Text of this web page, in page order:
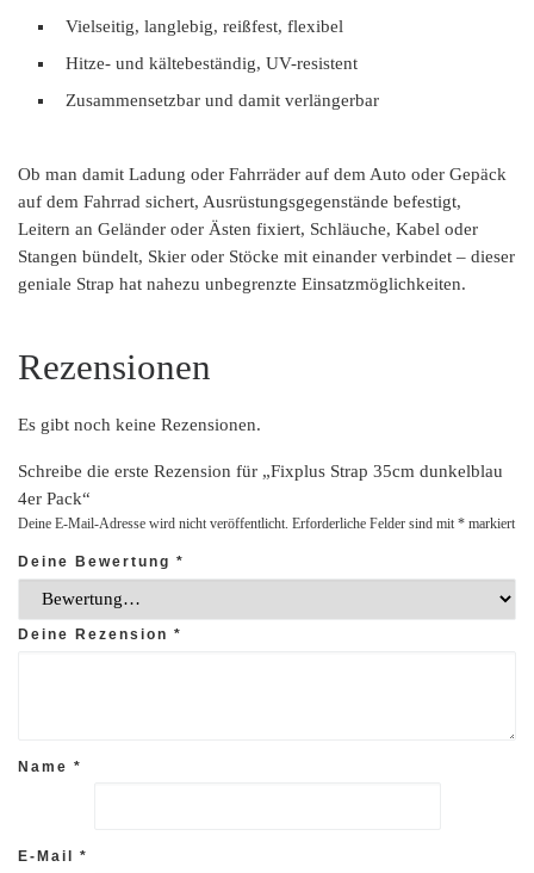
Vielseitig, langlebig, reißfest, flexibel
Hitze- und kältebeständig, UV-resistent
Zusammensetzbar und damit verlängerbar
Ob man damit Ladung oder Fahrräder auf dem Auto oder Gepäck
auf dem Fahrrad sichert, Ausrüstungsgegenstände befestigt,
Leitern an Geländer oder Ästen fixiert, Schläuche, Kabel oder
Stangen bündelt, Skier oder Stöcke mit einander verbindet – dieser
geniale Strap hat nahezu unbegrenzte Einsatzmöglichkeiten.
Rezensionen
Es gibt noch keine Rezensionen.
Schreibe die erste Rezension für „Fixplus Strap 35cm dunkelblau
4er Pack“
Deine E-Mail-Adresse wird nicht veröffentlicht. Erforderliche Felder sind mit * markiert
Deine Bewertung *
Deine Rezension *
Name *
E-Mail *